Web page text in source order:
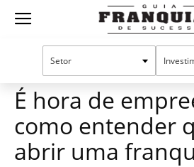
Guia
Franquias
Dicas para franqueados
É hora de
como entender
abrir uma